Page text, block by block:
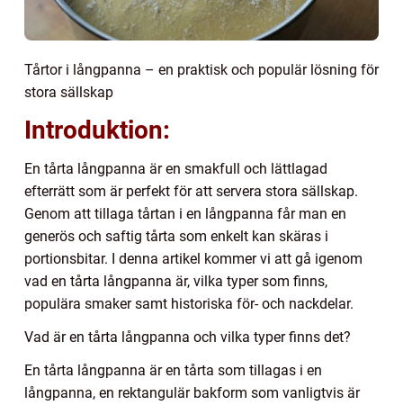
Tårtor i långpanna – en praktisk och populär lösning för
stora sällskap
Introduktion:
En tårta långpanna är en smakfull och lättlagad
efterrätt som är perfekt för att servera stora sällskap.
Genom att tillaga tårtan i en långpanna får man en
generös och saftig tårta som enkelt kan skäras i
portionsbitar. I denna artikel kommer vi att gå igenom
vad en tårta långpanna är, vilka typer som finns,
populära smaker samt historiska för- och nackdelar.
Vad är en tårta långpanna och vilka typer finns det?
En tårta långpanna är en tårta som tillagas i en
långpanna, en rektangulär bakform som vanligtvis är